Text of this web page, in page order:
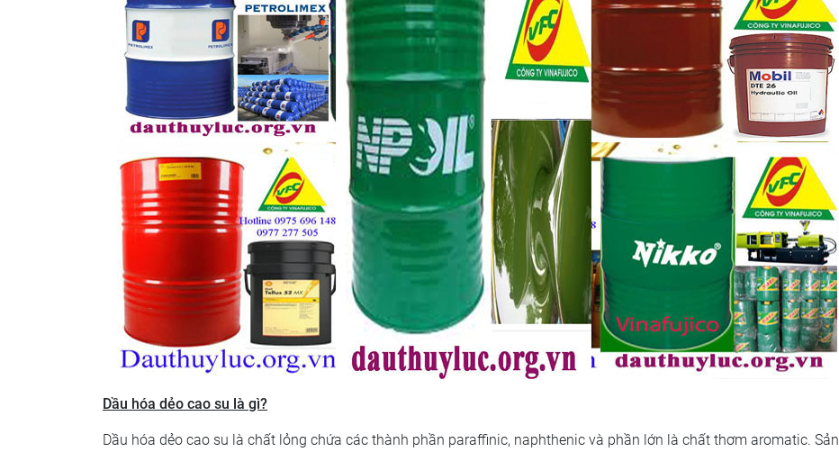
Dầu hóa dẻo cao su là gì?
Dầu hóa dẻo cao su là chất lỏng chứa các thành phần paraffinic, naphthenic và phần lớn là chất thơm aromatic. Sản